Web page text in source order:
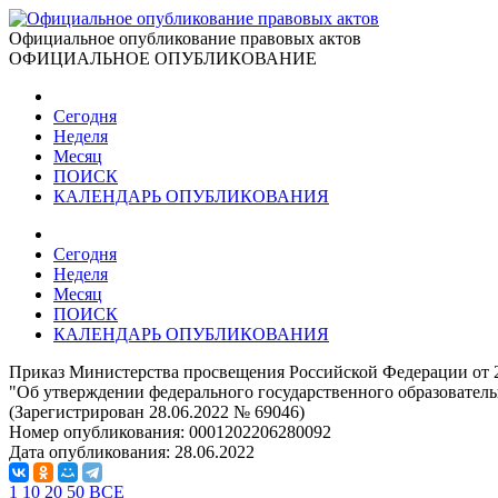
Официальное опубликование правовых актов
ОФИЦИАЛЬНОЕ ОПУБЛИКОВАНИЕ
Сегодня
Неделя
Месяц
ПОИСК
КАЛЕНДАРЬ ОПУБЛИКОВАНИЯ
Сегодня
Неделя
Месяц
ПОИСК
КАЛЕНДАРЬ ОПУБЛИКОВАНИЯ
Приказ Министерства просвещения Российской Федерации от
"Об утверждении федерального государственного
(Зарегистрирован 28.06.2022 № 69046)
Номер опубликования: 0001202206280092
Дата опубликования: 28.06.2022
1 10 20 50 ВСЕ